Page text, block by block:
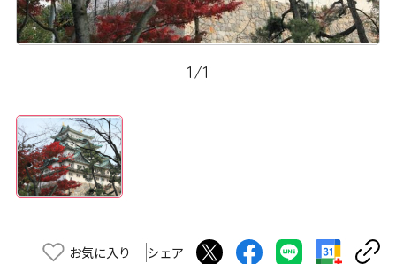
1/1
お気に入り シェア